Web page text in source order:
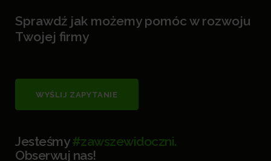
Sprawdź jak możemy pomóc w rozwoju
Twojej firmy
WYŚLIJ ZAPYTANIE
Jesteśmy#zawszewidoczni.
Obserwuj nas!